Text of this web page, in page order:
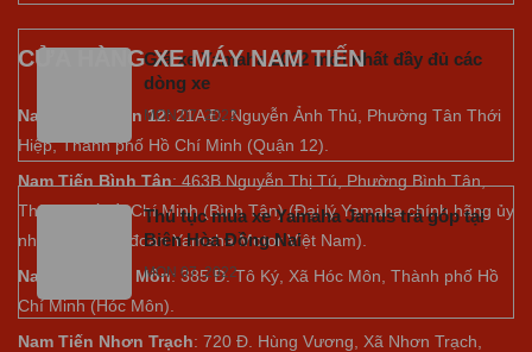
Giá xe Yamaha 2022 mới nhất đầy đủ các
dòng xe
MON 07, 2022
Thủ tục mua xe Yamaha Janus trả góp tại
Biên Hòa Đồng Nai
MON 07, 2022
CỬA HÀNG XE MÁY NAM TIẾN
Nam Tiến Quận 12: 21A Đ. Nguyễn Ảnh Thủ, Phường Tân Thới
Hiệp, Thành phố Hồ Chí Minh (Quận 12).
Nam Tiến Bình Tân: 463B Nguyễn Thị Tú, Phường Bình Tân,
Thành phố Hồ Chí Minh (Bình Tân) (Đại lý Yamaha chính hãng ủy
nhiệm của tập đoàn Yamaha Motor Việt Nam).
Nam Tiến Hóc Môn: 385 Đ. Tô Ký, Xã Hóc Môn, Thành phố Hồ
Chí Minh (Hóc Môn).
Nam Tiến Nhơn Trạch: 720 Đ. Hùng Vương, Xã Nhơn Trạch,